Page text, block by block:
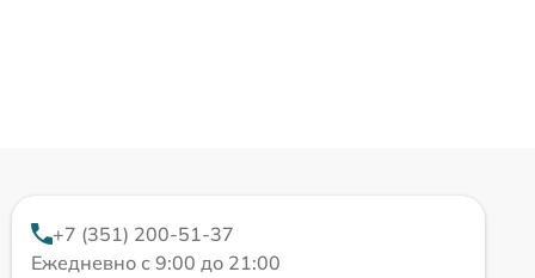
+7 (351) 200-51-37
Ежедневно с 9:00 до 21:00